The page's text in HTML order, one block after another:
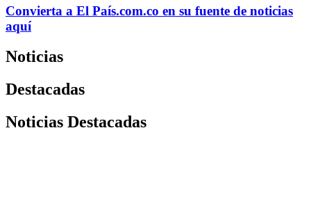
Convierta a El País.com.co en su fuente de noticias
aquí
Noticias
Destacadas
Noticias Destacadas